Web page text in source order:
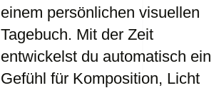
einem persönlichen visuellen
Tagebuch. Mit der Zeit
entwickelst du automatisch ein
Gefühl für Komposition, Licht